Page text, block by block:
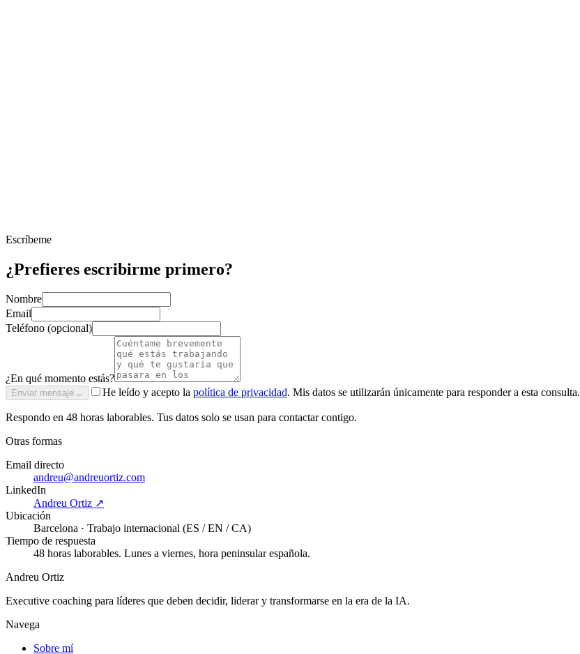
Escríbeme
¿Prefieres escribirme primero?
Nombre
Email
Teléfono (opcional)
¿En qué momento estás?
Enviar mensaje→ He leído y acepto la política de privacidad. Mis datos se utilizarán únicamente para responder a esta consulta.
Respondo en 48 horas laborables. Tus datos solo se usan para contactar contigo.
Otras formas
Email directo
andreu@andreuortiz.com
LinkedIn
Andreu Ortiz ↗
Ubicación
Barcelona · Trabajo internacional (ES / EN / CA)
Tiempo de respuesta
48 horas laborables. Lunes a viernes, hora peninsular española.
Andreu Ortiz
Executive coaching para líderes que deben decidir, liderar y transformarse en la era de la IA.
Navega
Sobre mí